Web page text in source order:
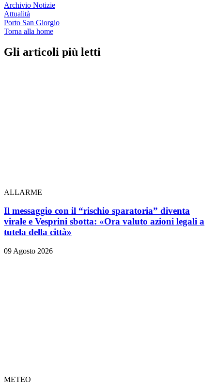
Archivio Notizie
Attualità
Porto San Giorgio
Torna alla home
Gli articoli più letti
ALLARME
Il messaggio con il “rischio sparatoria” diventa
virale e Vesprini sbotta: «Ora valuto azioni legali a
tutela della città»
09 Agosto 2026
METEO